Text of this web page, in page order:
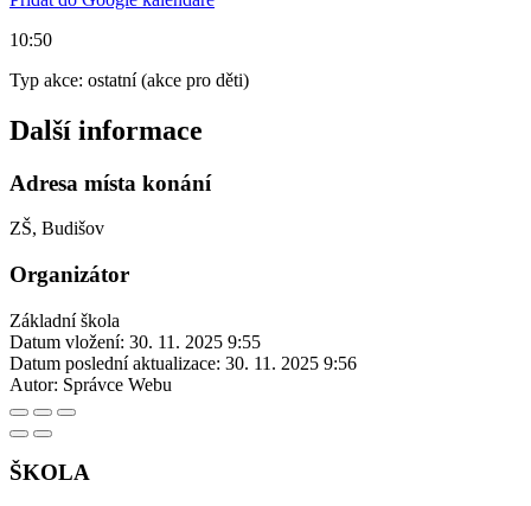
10:50
Typ akce: ostatní (akce pro děti)
Další informace
Adresa místa konání
ZŠ, Budišov
Organizátor
Základní škola
Datum vložení: 30. 11. 2025 9:55
Datum poslední aktualizace: 30. 11. 2025 9:56
Autor: Správce Webu
ŠKOLA